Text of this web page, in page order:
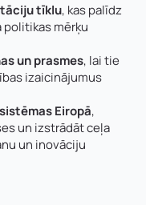
tīklu, kas palīdz
mērķu
un prasmes, lai tie
izaicinājumus
Eiropā,
un izstrādāt ceļa
un inovāciju